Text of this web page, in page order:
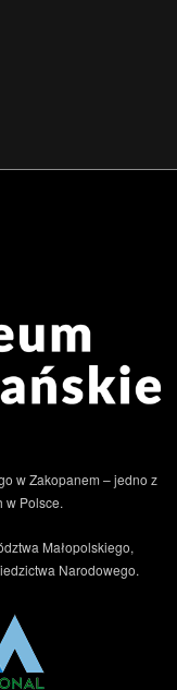
w Zakopanem – jedno z
w Polsce.
Małopolskiego,
Narodowego.